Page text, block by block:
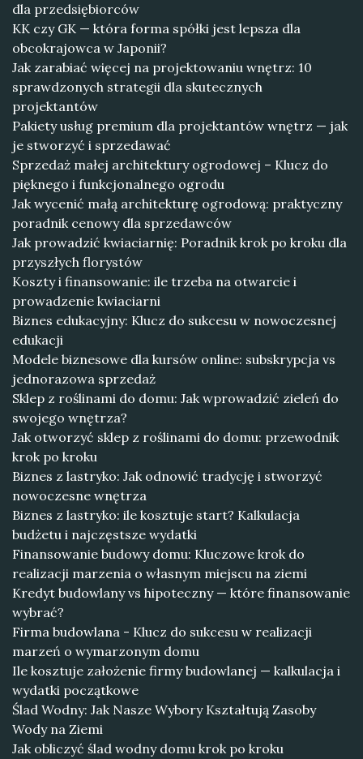
dla przedsiębiorców
KK czy GK — która forma spółki jest lepsza dla
obcokrajowca w Japonii?
Jak zarabiać więcej na projektowaniu wnętrz: 10
sprawdzonych strategii dla skutecznych
projektantów
Pakiety usług premium dla projektantów wnętrz — jak
je stworzyć i sprzedawać
Sprzedaż małej architektury ogrodowej – Klucz do
pięknego i funkcjonalnego ogrodu
Jak wycenić małą architekturę ogrodową: praktyczny
poradnik cenowy dla sprzedawców
Jak prowadzić kwiaciarnię: Poradnik krok po kroku dla
przyszłych florystów
Koszty i finansowanie: ile trzeba na otwarcie i
prowadzenie kwiaciarni
Biznes edukacyjny: Klucz do sukcesu w nowoczesnej
edukacji
Modele biznesowe dla kursów online: subskrypcja vs
jednorazowa sprzedaż
Sklep z roślinami do domu: Jak wprowadzić zieleń do
swojego wnętrza?
Jak otworzyć sklep z roślinami do domu: przewodnik
krok po kroku
Biznes z lastryko: Jak odnowić tradycję i stworzyć
nowoczesne wnętrza
Biznes z lastryko: ile kosztuje start? Kalkulacja
budżetu i najczęstsze wydatki
Finansowanie budowy domu: Kluczowe krok do
realizacji marzenia o własnym miejscu na ziemi
Kredyt budowlany vs hipoteczny — które finansowanie
wybrać?
Firma budowlana - Klucz do sukcesu w realizacji
marzeń o wymarzonym domu
Ile kosztuje założenie firmy budowlanej — kalkulacja i
wydatki początkowe
Ślad Wodny: Jak Nasze Wybory Kształtują Zasoby
Wody na Ziemi
Jak obliczyć ślad wodny domu krok po kroku